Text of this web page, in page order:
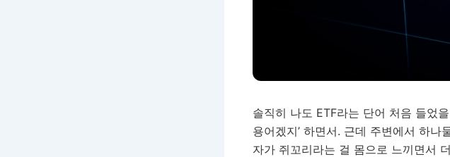
솔직히 나도 ETF라는 단어 처음 들었
용어겠지’ 하면서. 근데 주변에서 하
자가 쥐꼬리라는 걸 몸으로 느끼면서